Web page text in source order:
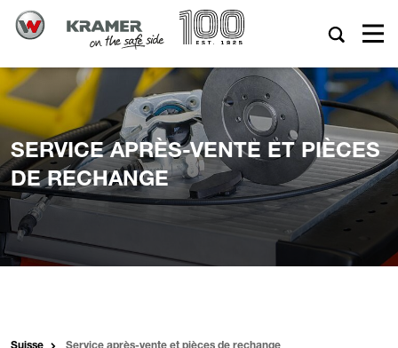
SERVICE APRÈS-VENTE ET PIÈCES
DE RECHANGE